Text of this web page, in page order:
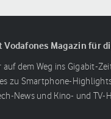
Vodafones Magazin für
auf dem Weg ins Gigabit-
zu Smartphone-
News und Kino- und TV-